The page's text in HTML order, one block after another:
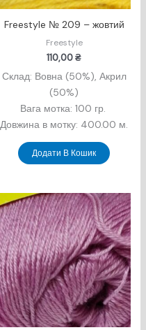
Freestyle № 209 – жовтий
Freestyle
110,00₴
Склад: Вовна (50%), Акрил
(50%)
Вага мотка: 100 гр.
Довжина в мотку: 400.00 м.
Додати В Кошик